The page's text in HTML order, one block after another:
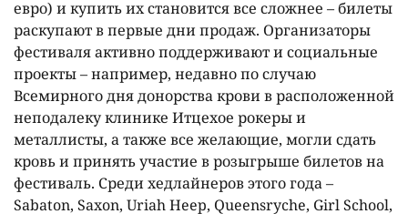
евро) и купить их становится все сложнее – билеты
раскупают в первые дни продаж. Организаторы
фестиваля активно поддерживают и социальные
проекты – например, недавно по случаю
Всемирного дня донорства крови в расположенной
неподалеку клинике Итцехое рокеры и
металлисты, а также все желающие, могли сдать
кровь и принять участие в розыгрыше билетов на
фестиваль. Среди хедлайнеров этого года –
Sabaton, Saxon, Uriah Heep, Queensryche, Girl School,